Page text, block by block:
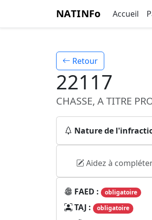
NATINFo Accueil
Retour
22117
CHASSE, A TITRE
Nature de
Aidez à
FAED : obligatoire
TAJ : obligatoire